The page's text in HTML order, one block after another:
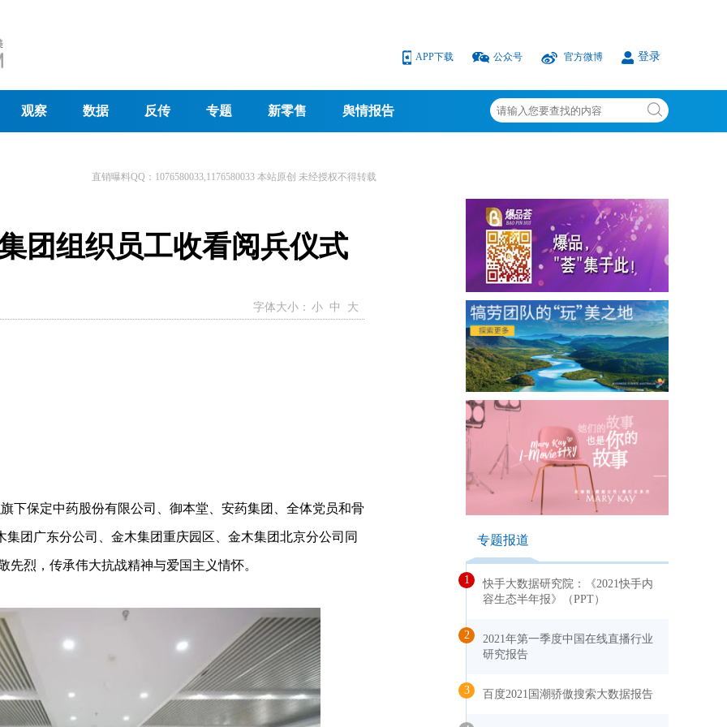
APP下载 公众号 官方微博 登录
观察 数据 反传 专题 新零售 舆情报告
直销曝料QQ：1076580033,1176580033 本站原创 未经授权不得转载
团组织员工收看阅兵仪式
字体大小： 小 中 大
下保定中药股份有限公司、御本堂、安药集团、全体党员和骨
团广东分公司、金木集团重庆园区、金木集团北京分公司同
烈，传承伟大抗战精神与爱国主义情怀。
专题报道
1
快手大数据研究院：《2021快手内
容生态半年报》（PPT）
2
2021年第一季度中国在线直播行业
研究报告
3 百度2021国潮骄傲搜索大数据报告